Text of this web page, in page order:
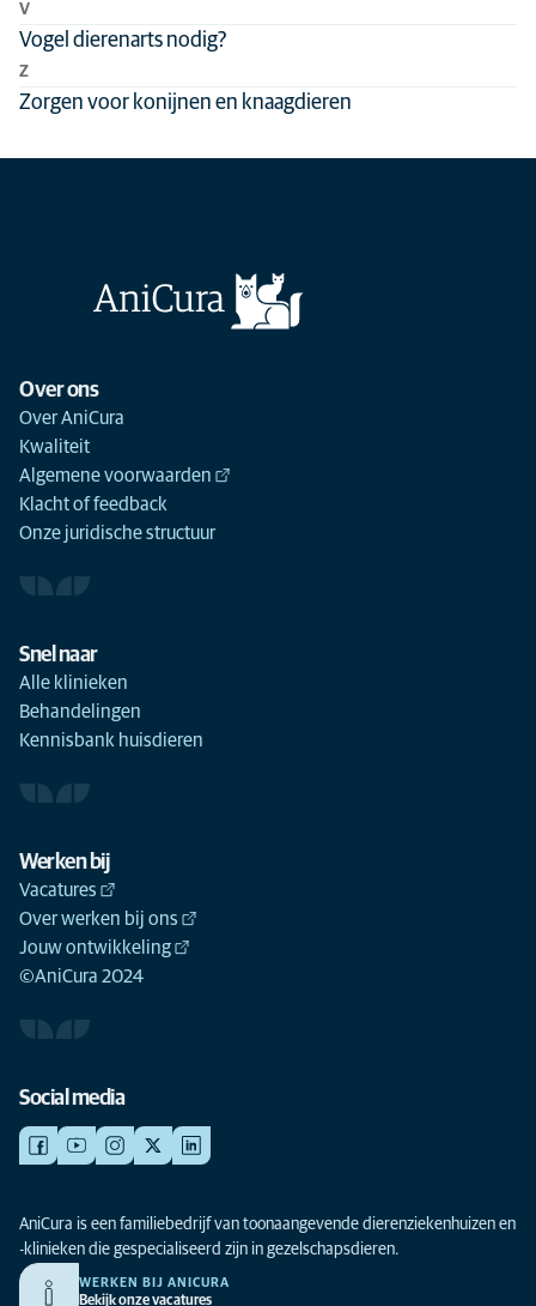
V
Vogel dierenarts nodig?
Z
Zorgen voor konijnen en knaagdieren
Over ons
Over AniCura
Kwaliteit
Algemene voorwaarden
Klacht of feedback
Onze juridische structuur
Snel naar
Alle klinieken
Behandelingen
Kennisbank huisdieren
Werken bij
Vacatures
Over werken bij ons
Jouw ontwikkeling
©AniCura 2024
Social media
AniCura is een familiebedrijf van toonaangevende dierenziekenhuizen en
-klinieken die gespecialiseerd zijn in gezelschapsdieren.
WERKEN BIJ ANICURA
Bekijk onze vacatures